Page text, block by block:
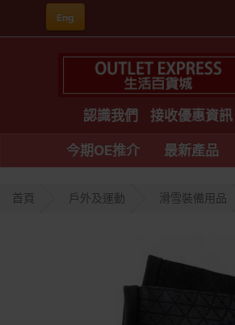
Eng
認識我們 接收優惠資訊
今期OE推介 最新產品
首頁 戶外及運動 滑雪裝備用品